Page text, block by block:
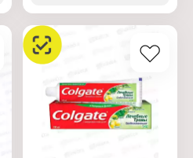
фторида 0,10%. Состав:
Вода, Глицерин,
Гидратированный
лаурилсульфат натрия,
Целлюлозная камедь,
Ароматизатор,
тринатрийфосфат,